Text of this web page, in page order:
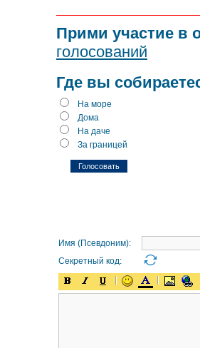
Прими участие в
голосований
Где вы
На море
Дома
На даче
За границей
Имя (Псевдоним):
Секретный код: